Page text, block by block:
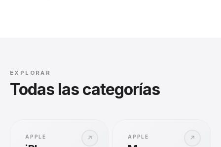
EXPLORAR
Todas las categorías
↗
APPLE ↗
APPLE